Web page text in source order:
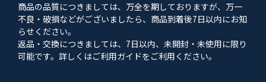
商品の品質につきましては、万全を期しておりますが、万一
不良・破損などがございましたら、商品到着後7日以内にお知
らせください。
返品・交換につきましては、7日以内、未開封・未使用に限り
可能です。詳しくはご利用ガイドをご利用ください。